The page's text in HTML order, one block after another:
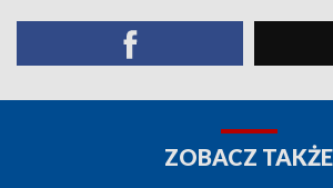
ZOBACZ TAKŻE